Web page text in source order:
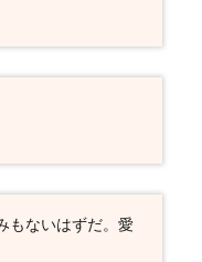
もないはずだ。愛